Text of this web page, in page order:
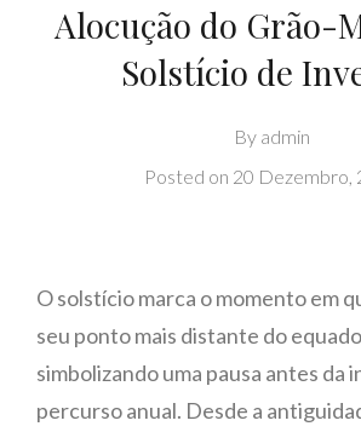
Alocução do Grão-
Solstício de
By admin
Posted on 20 Dezembro,
O solstício marca o momento em
seu ponto mais distante do
simbolizando uma pausa antes da
percurso anual. Desde a